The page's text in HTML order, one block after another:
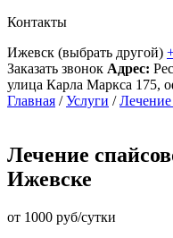
Контакты
Ижевск (выбрать другой)
Заказать звонок Адрес:
улица Карла Маркса 175,
Главная /Услуги /
Лечение
Ижевске
от 1000 руб/сутки